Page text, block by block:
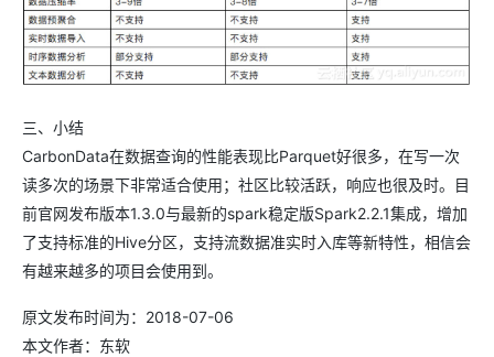
三、小结
CarbonData在数据查询的性能表现比Parquet好很多，在写一次
读多次的场景下非常适合使用；社区比较活跃，响应也很及时。目
前官网发布版本1.3.0与最新的spark稳定版Spark2.2.1集成，增加
了支持标准的Hive分区，支持流数据准实时入库等新特性，相信会
有越来越多的项目会使用到。
原文发布时间为：2018-07-06
本文作者：东软